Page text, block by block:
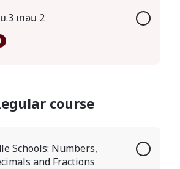
.3 เทอม 2
course
Schools: Numbers,
and Fractions